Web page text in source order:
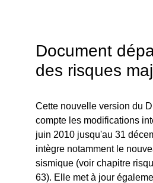
Document
des risques
Cette nouvelle version du
compte les modifications
juin 2010 jusqu'au 31
intègre notamment le
sismique (voir chapitre
63). Elle met à jour